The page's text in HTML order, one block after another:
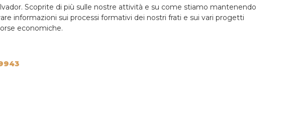
Scoprite di più sulle nostre attività e su come stiamo mantenendo
informazioni sui processi formativi dei nostri frati e sui vari progetti
economiche.